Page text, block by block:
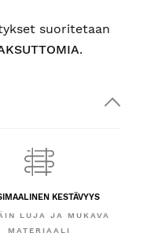
suoritetaan
.
KESTÄVYYS
LUJA JA MUKAVA
MATERIAALI